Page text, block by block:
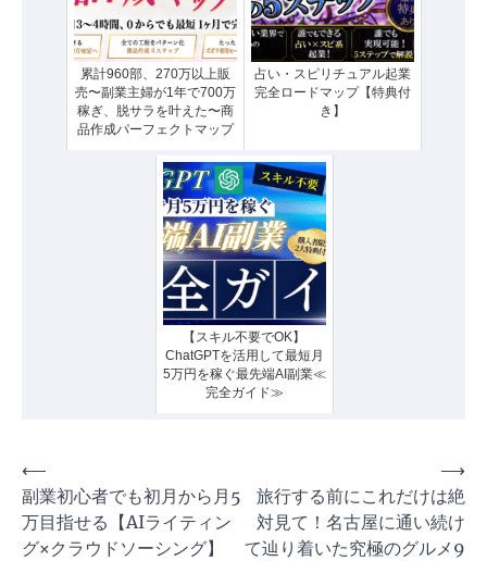
累計960部、270万以上販
売〜副業主婦が1年で700万
稼ぎ、脱サラを叶えた〜商
品作成パーフェクトマップ
占い・スピリチュアル起業
完全ロードマップ【特典付
き】
【スキル不要でOK】
ChatGPTを活用して最短月
5万円を稼ぐ最先端AI副業≪
完全ガイド≫
投
稿
ナ
⟵
副業初心者でも初月から月5
万目指せる【AIライティン
グ×クラウドソーシング】
旅行する前にこれだけは絶
対見て！名古屋に通い続け
て辿り着いた究極のグルメ9
⟶